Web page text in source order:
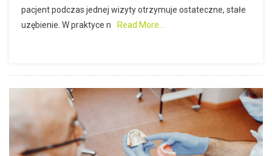
pacjent podczas jednej wizyty otrzymuje ostateczne, stałe
uzębienie. W praktyce n
Read More…